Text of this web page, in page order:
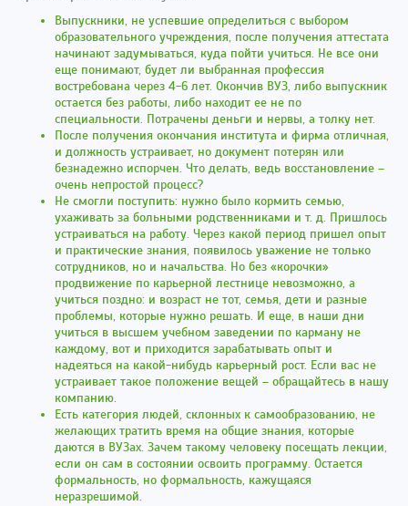
Выпускники, не успевшие определиться с выбором
образовательного учреждения, после получения аттестата
начинают задумываться, куда пойти учиться. Не все они
еще понимают, будет ли выбранная профессия
востребована через 4-6 лет. Окончив ВУЗ, либо выпускник
остается без работы, либо находит ее не по
специальности. Потрачены деньги и нервы, а толку нет.
После получения окончания института и фирма отличная,
и должность устраивает, но документ потерян или
безнадежно испорчен. Что делать, ведь восстановление –
очень непростой процесс?
Не смогли поступить: нужно было кормить семью,
ухаживать за больными родственниками и т. д. Пришлось
устраиваться на работу. Через какой период пришел опыт
и практические знания, появилось уважение не только
сотрудников, но и начальства. Но без «корочки»
продвижение по карьерной лестнице невозможно, а
учиться поздно: и возраст не тот, семья, дети и разные
проблемы, которые нужно решать. И еще, в наши дни
учиться в высшем учебном заведении по карману не
каждому, вот и приходится зарабатывать опыт и
надеяться на какой-нибудь карьерный рост. Если вас не
устраивает такое положение вещей – обращайтесь в нашу
компанию.
Есть категория людей, склонных к самообразованию, не
желающих тратить время на общие знания, которые
даются в ВУЗах. Зачем такому человеку посещать лекции,
если он сам в состоянии освоить программу. Остается
формальность, но формальность, кажущаяся
неразрешимой.